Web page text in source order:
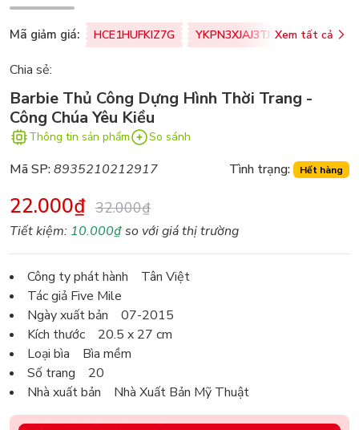
Mã giảm giá: HCE1HUFKIZ7G YKPN3XJAJ3TJ Xem tất cả
Chia sẻ:
Barbie Thủ Công Dựng Hình Thời Trang -
Công Chúa Yêu Kiều
Thông tin sản phẩm So sánh
Mã SP:8935210212917 Tình trạng: Hết hàng
22.000₫ 32.000₫
Tiết kiệm: 10.000₫so với giá thị trường
Công ty phát hành Tân Việt
Tác giả Five Mile
Ngày xuất bản 07-2015
Kích thước 20.5 x 27 cm
Loại bìa Bìa mềm
Số trang 20
Nhà xuất bản Nhà Xuất Bản Mỹ Thuật